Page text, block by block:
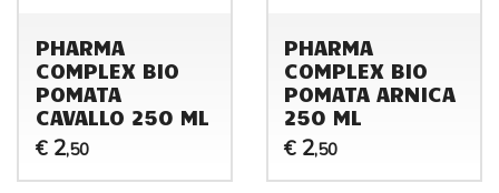
PHARMA
COMPLEX BIO
POMATA
CAVALLO 250 ML
€ 2,50
PHARMA
COMPLEX BIO
POMATA ARNICA
250 ML
€ 2,50